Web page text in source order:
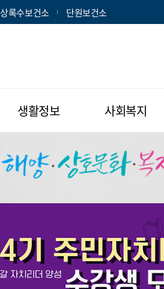
상록수보건소 단원보건소
생활정보 사회복지